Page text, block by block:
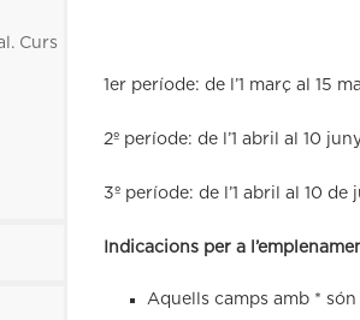
Curs
1er període: de l’1 març al 15
2º període: de l’1 abril al 10
3º període: de l’1 abril al 10 de
Indicacions per a
Aquells camps amb *